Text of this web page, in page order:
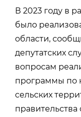
В 2023 году в
было
области,
депутатских
вопросам
программы по
сельских
правительства